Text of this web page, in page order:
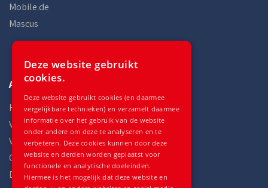
Mobile.de
Mascus
Auto Gilles
Home
Voorraad
Voertuigen
Onderdelen
Diensten
Deze website gebruikt
cookies.
Deze website gebruikt cookies (en daarmee
vergelijkbare technieken) en verzamelt daarmee
informatie over het gebruik van de website
onder andere om deze te analyseren en te
verbeteren. Deze cookies kunnen door deze
website en derden worden geplaatst voor
functionele en analytische doeleinden.
Hiermee is het mogelijk dat deze website en